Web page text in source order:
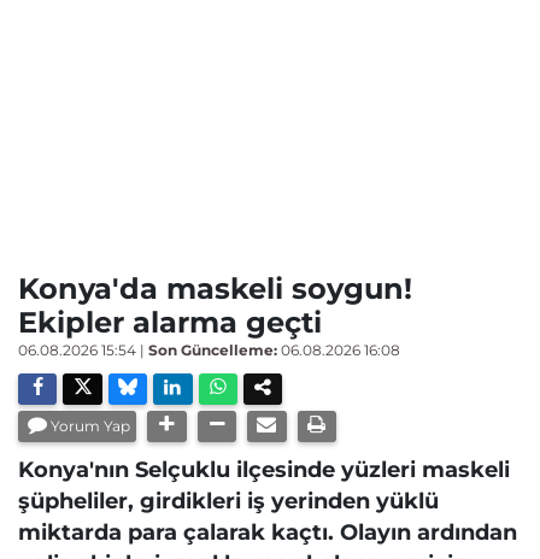
Konya'da maskeli soygun!
Ekipler alarma geçti
06.08.2026 15:54 | Son Güncelleme: 06.08.2026 16:08
Yorum Yap
Konya'nın Selçuklu ilçesinde yüzleri maskeli
şüpheliler, girdikleri iş yerinden yüklü
miktarda para çalarak kaçtı. Olayın ardından